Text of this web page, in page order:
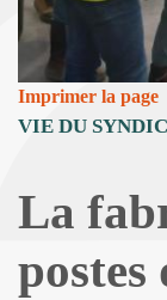
Imprimer la page
VIE DU
La
postes